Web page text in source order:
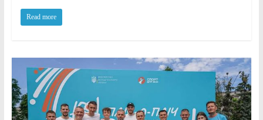
Read more